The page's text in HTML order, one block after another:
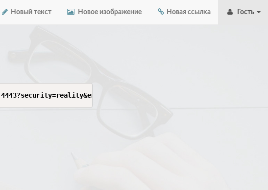
Новый текст Новое изображение Новая ссылка Гость